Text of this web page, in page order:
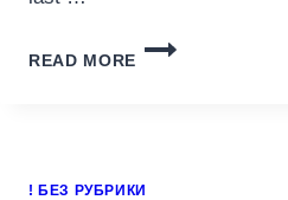
READ MORE
MODERN
! БЕЗ РУБРИКИ